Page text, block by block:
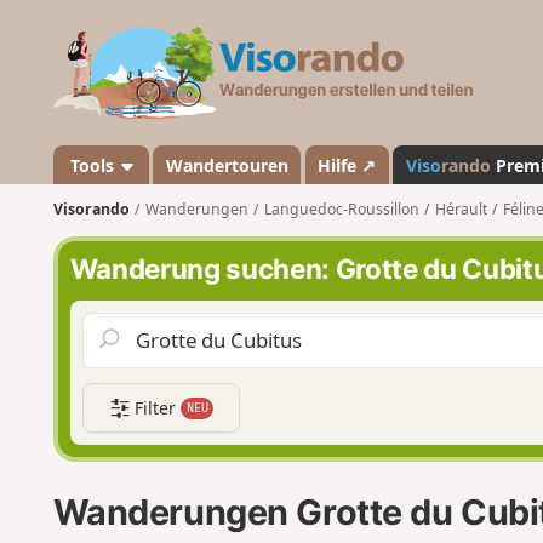
a
n
d
o
Tools Wandertouren Hilfe ↗ Visorando
Visorando Wanderungen Languedoc-Roussillon Hérault
Wanderung suchen: Grotte du
Filter NEU
Wanderungen Grotte du